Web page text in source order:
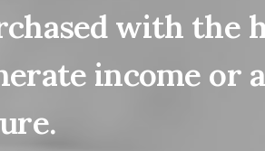
with the
income or